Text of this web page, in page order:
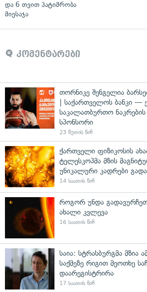
და 6 თვით პატიმრობა
მიესაჯა
კომენტარები
თორნიკე შენგელია
| საქართველოს ბანკი —
საკალათბურთო
სპონსორი
23 წუთის წინ
ქართველი ფიზიკოსის
ტელესკოპმა მზის
უნიკალური კადრები
14 საათის წინ
როგორ უნდა
ახალი კვლევა
16 საათის წინ
საია: სტრასბურგმა მზია
საქმეზე რიგით მეოთხე
დაარეგისტრირა
17 საათის წინ